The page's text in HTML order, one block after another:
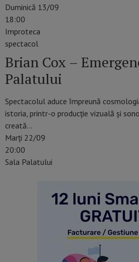
Duminică 13/09
18:00
Improteca
spectacol
Brian Cox –
Palatului
Spectacolul aduce împreună
istoria, printr-o producție vizuală și
creată…
Marți 22/09
20:00
Sala Palatului